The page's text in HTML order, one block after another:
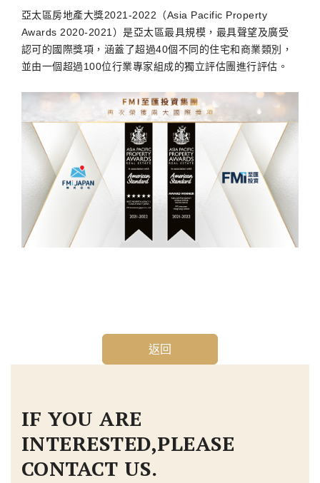
亞太區房地產大獎2021-2022（Asia Pacific Property
Awards 2020-2021）是亞太區最具規模，最具聲望及廣受
認可的國際獎項，涵蓋了超過40個不同的住宅和商業類別，
並由一個超過100位行業專家組成的獨立評估團進行評估。
返回
IF YOU ARE
INTERESTED,PLEASE
CONTACT US.